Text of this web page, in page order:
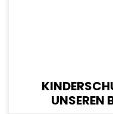
UNSEREN